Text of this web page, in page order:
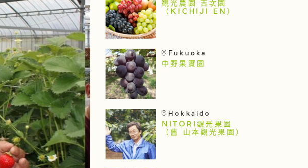
観光農園 吉次園
（KICHIJI EN）
Fukuoka
中野果實園
Hokkaido
NITORI觀光果園
（舊 山本觀光果園）